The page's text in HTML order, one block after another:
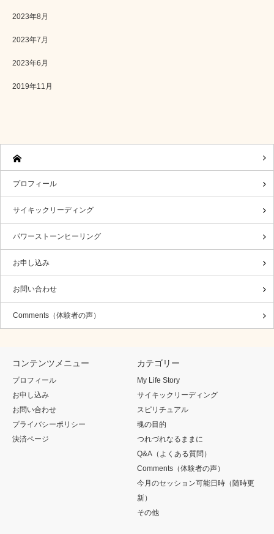
2023年8月
2023年7月
2023年6月
2019年11月
プロフィール
サイキックリーディング
パワーストーンヒーリング
お申し込み
お問い合わせ
Comments（体験者の声）
コンテンツメニュー
プロフィール
お申し込み
お問い合わせ
プライバシーポリシー
決済ページ
カテゴリー
My Life Story
サイキックリーディング
スピリチュアル
魂の目的
つれづれなるままに
Q&A（よくある質問）
Comments（体験者の声）
今月のセッション可能日時（随時更
新）
その他